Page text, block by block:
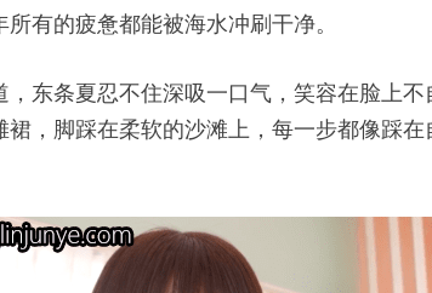
有的疲惫都能被海水冲刷干净。
东条夏忍不住深吸一口气，笑容在脸上
，脚踩在柔软的沙滩上，每一步都像踩